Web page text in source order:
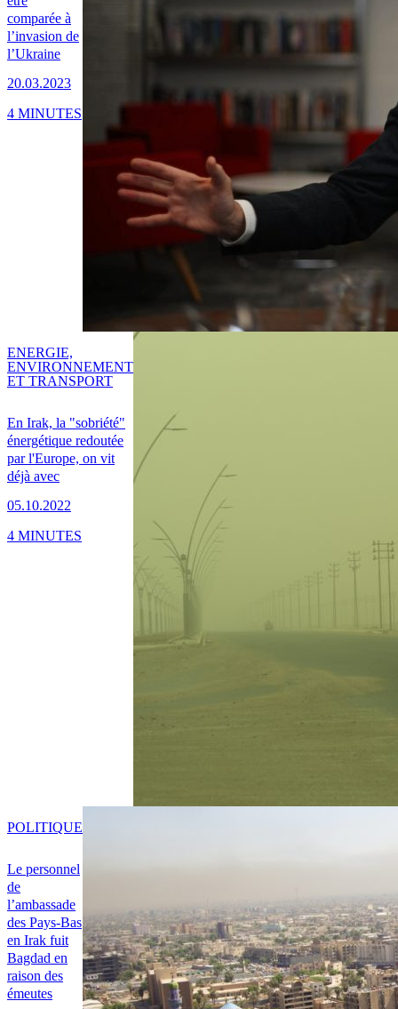
comparée à
l’invasion de
l’Ukraine
20.03.2023
4 MINUTES
En Irak, la "sobriété"
énergétique redoutée
par l'Europe, on vit
déjà avec
05.10.2022
ENERGIE,
ENVIRONNEMENT
ET TRANSPORT
4 MINUTES
Le personnel
de
l’ambassade
des Pays-Bas
en Irak fuit
Bagdad en
raison des
émeutes
POLITIQUE